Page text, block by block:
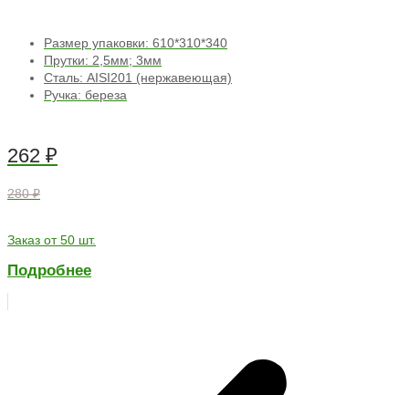
Размер упаковки: 610*310*340
Прутки: 2,5мм; 3мм
Сталь: AISI201 (нержавеющая)
Ручка: береза
262 ₽
280 ₽
Заказ от 50 шт.
Подробнее